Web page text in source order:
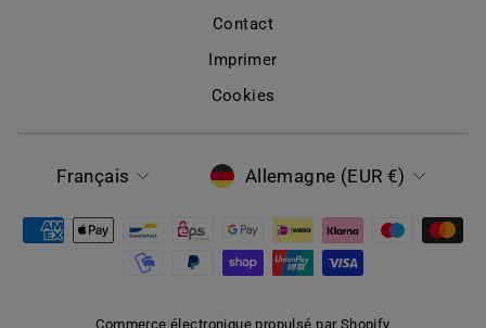
Contact
Imprimer
Cookies
LANGUE
Français DEVISE
Allemagne (EUR €)
Commerce électronique propulsé par Shopify